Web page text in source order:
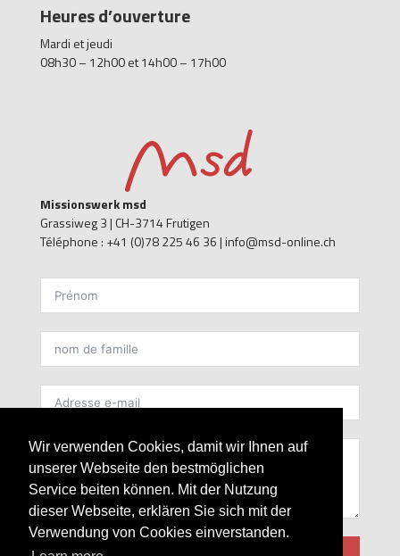
Wir verwenden Cookies, damit wir Ihnen auf
unserer Webseite den bestmöglichen
Service beiten können. Mit der Nutzung
dieser Webseite, erklären Sie sich mit der
Verwendung von Cookies einverstanden.
Heures d’ouverture
Mardi et jeudi
08h30 – 12h00 et 14h00 – 17h00
Missionswerk msd
Grassiweg 3 | CH-3714 Frutigen
Téléphone : +41 (0)78 225 46 36 | info@msd-online.ch